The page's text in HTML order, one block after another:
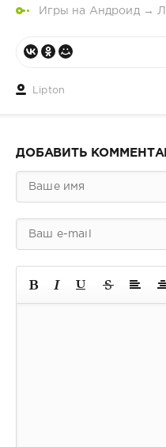
Игры на Андроид →
Lipton
ДОБАВИТЬ